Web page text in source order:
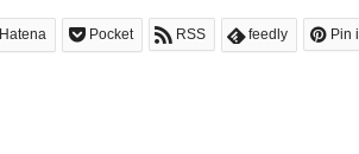
Hatena Pocket RSS feedly Pin